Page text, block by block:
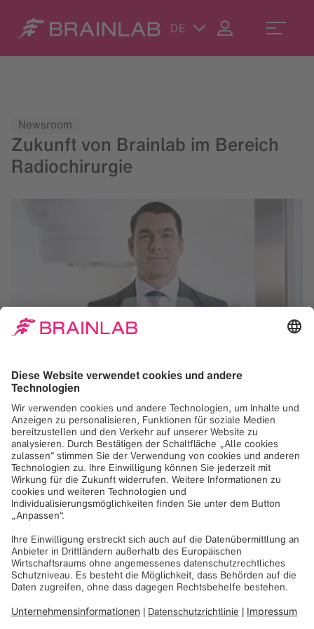
DE
Newsroom
Zukunft von Brainlab im Bereich
Radiochirurgie
11. Januar 2017
Im Jahr 2016 war der Plan, Brainlab und seine Produkte
im Bereich Radiochirurgie in eine neue Dimension zu
bringen, bereits in vollem Gange. Innerhalb von 48
Monaten hat das Unternehmen ein einzigartiges Portfolio
mit komplett neuen, benutzerfreundlichen, individuell
konfigurierbaren und indikationsspezifischen Produkten
erstellt.
Heute, im Jahr 2017, gibt Stefan Vilsmeier,
Vorstandsvorsitzender und CEO, einen Ausblick auf die
Zukunft von Brainlab in der Radiochirurgie sowie in allen